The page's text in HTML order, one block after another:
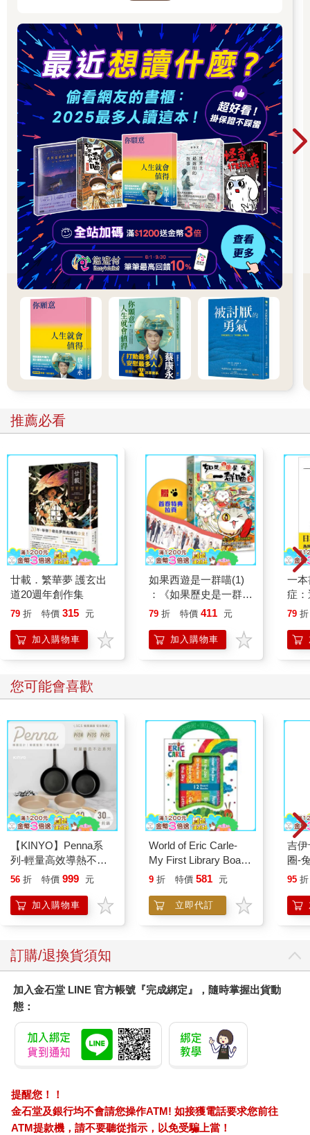
走了可待因酮，但你又有點猶豫，無法排除她是清白的可能性。
若是那樣，就可以改用如下的轉折語句：「珍，我們已經知道發
生何事，也曉得是誰做的，但我們不明白為何那個人要這麼做。
我們談一談好嗎？」
珍明白你的意思：她被逮住了。但你傳達這個訊息時，無須過於
直接，若有必要，別把話說死，多留點餘地。記住，不管用哪種
轉折語句，態度都要一樣：姿態要低調、聲音要輕柔，速度不疾
不徐。就情勢上來說，你是處於敵對狀態，所以你的用詞可能搞
砸情況。
因此，你得謹慎挑選，才不會傳遞錯誤的訊息。在DOC狀態下，
你最好用「打聽」，而非「調查」；說珍「拿」了可待因酮，而
非「偷走」。做出這些細微差異，才能讓珍保持在短期思維模式
中。用字遣詞非常重要，免得她會想到被炒魷魚、坐牢等後果。
轉折語句的妙處在於，它能立即傳達以下訊息給對方：「你想打
敗我，但你至今所做的一切努力沒有一項奏效。」以婉轉的方式
傳遞令人難堪的訊息，較不會引發對方的防衛心，以免製造敵對
關係。接下來，當事人會思忖，既然自己所做的一切努力都失
敗，接下來該何去何從？應當如何處理此事？該透露一點點消息
給你嗎？還是設法把問題歸咎於他人？他努力重新構思一套戰
術，而你得趁機提供他思考的方向。既然他的如意算盤全搞砸
了，那也許可考慮你提供的建議，畢竟你的態度很低調，傳達的
訊息很委婉，不帶有挑釁意味。
有些人轉換為套話模式時，會開始咆哮怒罵、捶牆拍桌，以迫使
擇。對方受到刺激後開始思量，一定要劃清敵我界線，頑強抵抗
你的攻擊。你的任務難度因此會提高，變得難以解決。
除此之外，當事人受到刺激後，還會竭盡所能將焦點轉移到其他
人身上。因此你必須認清，一旦你挑釁、辱罵對方，他反而會設
法扭轉局勢，化劣勢為優勢。他若試圖轉移焦點，你就是最直接
又方便的目標。突然間，他轉而質問你，為何要苛待他，最後你
只能苦吞敗果。保持泰然自若，輕聲細語，對方就毫無機會反
擊，而你則依然掌控大局。
現在，再回過頭來看菲爾與歐瑪的交鋒。菲爾提出關鍵問題，詢
問歐瑪是否曾為其他情報機構效力。其實這個問題很籠統，但歐
瑪回應時卻很緊張，於是菲爾認定其中必有隱情。菲爾眼前的疑
問便是：到底該問題的哪部分令歐瑪感到不安？
猶豫不決時，我們通常會用刪去法，接著自然會提出更多問題，
以確認真相落在光譜上最好或最壞的位置。但此種作法有潛在危
險，菲爾在盤問瑪麗的經驗中學會：在轉換為套話模式前，嘗試
找出問題所在，也可能產生嚴重的反效果。晤談時，是從對方的
能的變數。但唯有進入套話模式，才能確認真相落在光譜中哪個
位置。
菲爾判定，進入套話模式的關鍵時刻出現時，便先採取DOC轉折
語句，以保留各種可能性。「歐瑪，顯然你有事沒說，我們得談
談。」此時，菲爾完全不知道真相如何。也許，歐瑪的兒子與一
群令人討厭的傢伙廝混，而其中有人認識情報機構的人。又也
許，歐瑪在梅奈西亞情報局授意下擔任情報員，從事有損美國利
益的活動。但他很清楚，使用DOC便能涵蓋此兩種情況。菲爾知
道，歐瑪的紀錄完美無瑕，所以他腦海裡只有光譜中的最佳情
況。幸好DOC用語涵蓋很廣，菲爾才能察覺其他的可能性。
DOC用語具有寶貴的驗證功能。菲爾質疑歐瑪「有事沒說」，但
沒有給出特定方向，所以歐瑪會選擇性地回答以免露餡。輪到歐
定結局是好是壞。
推薦必看
廿載．繁華夢 護玄出
道20週年創作集
79 折 特價 315 元
加入購物車
如果西遊是一群喵(1)
：《如果歷史是一群
喵》作者最新力作，附
79 折 特價 411 元
加入購物車
一
症
開
的
79 折
您可能會喜歡
【KINYO】Penna系
列-輕量高效導熱不沾
平煎鍋30cm
56 折 特價 999 元
加入購物車
World of Eric Carle-
My First Library Board
Book Block Set
9 折 特價 581 元
立即代訂
吉伊卡哇
圈-
95 折
訂購/退換貨須知
加入金石堂 LINE 官方帳號『完成綁定』，隨時掌握出貨動
態：
提醒您！！
金石堂及銀行均不會請您操作ATM! 如接獲電話要求您前往
ATM提款機，請不要聽從指示，以免受騙上當！